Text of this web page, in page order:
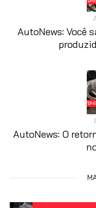
AutoNews: Você
AutoNews: O